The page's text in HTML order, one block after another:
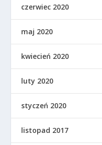
czerwiec 2020
maj 2020
kwiecień 2020
luty 2020
styczeń 2020
listopad 2017